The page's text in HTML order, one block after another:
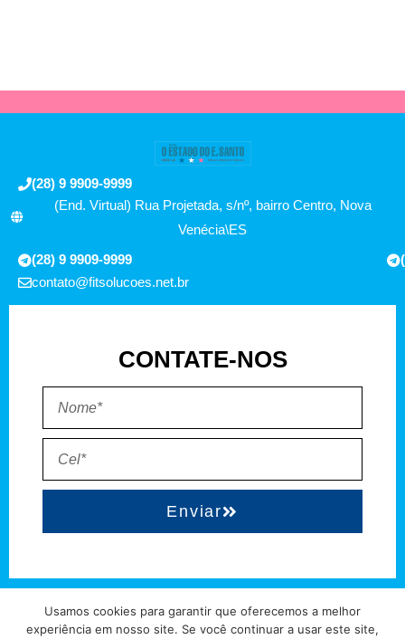
(28) 9 9909-9999
(End. Virtual) Rua Projetada, s/nº, bairro Centro, Nova
Venécia\ES
(28) 9 9909-9999
contato@fitsolucoes.net.br
CONTATE-NOS
Enviar
Usamos cookies para garantir que oferecemos a melhor
experiência em nosso site. Se você continuar a usar este site,